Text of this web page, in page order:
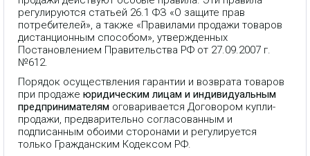
регулируются статьей 26.1 ФЗ «О защите прав
потребителей», а также «Правилами продажи товаров
дистанционным способом», утвержденных
Постановлением Правительства РФ от 27.09.2007 г.
№612.
Порядок осуществления гарантии и возврата товаров
при продаже юридическим лицам и индивидуальным
предпринимателям оговаривается Договором купли-
продажи, предварительно согласованным и
подписанным обоими сторонами и регулируется
только Гражданским Кодексом РФ.